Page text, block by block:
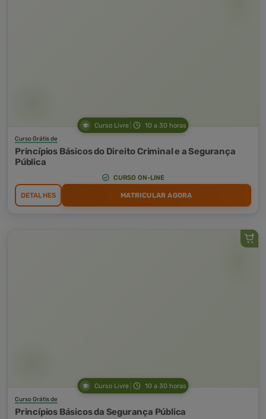
Curso Livre 10 a 30 horas
Curso Grátis de
Princípios Básicos do Direito Criminal e a Segurança
Pública
CURSO ON-LINE
DETALHES MATRICULAR AGORA
Curso Livre 10 a 30 horas
Curso Grátis de
Princípios Básicos da Segurança Pública